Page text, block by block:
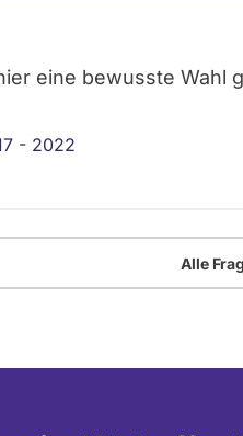
eine bewusste Wahl
- 2022
Alle